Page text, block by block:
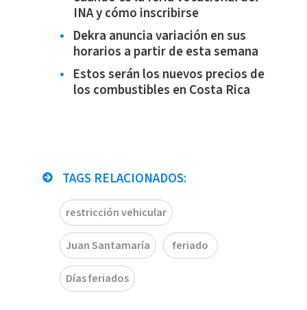
INA y cómo inscribirse
Dekra anuncia variación en sus
horarios a partir de esta semana
Estos serán los nuevos precios de
los combustibles en Costa Rica
TAGS RELACIONADOS:
restricción vehicular
Juan Santamaría feriado
Días feriados